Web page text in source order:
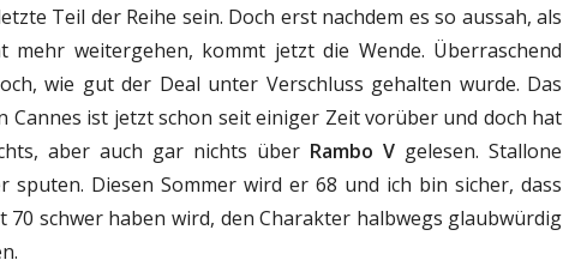
Teil der Reihe sein. Doch erst nachdem es so aussah, als
mehr weitergehen, kommt jetzt die Wende. Überraschend
wie gut der Deal unter Verschluss gehalten wurde. Das
Cannes ist jetzt schon seit einiger Zeit vorüber und doch hat
aber auch gar nichts über Rambo V gelesen. Stallone
sputen. Diesen Sommer wird er 68 und ich bin sicher, dass
70 schwer haben wird, den Charakter halbwegs glaubwürdig